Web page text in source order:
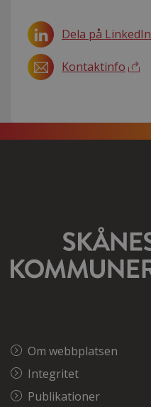
Dela på LinkedIn
Kontaktinfo
Om webbplatsen
Integritet
Publikationer